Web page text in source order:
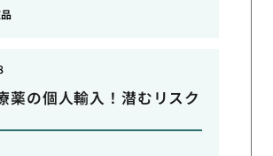
薬の個人輸入！潜むリスク